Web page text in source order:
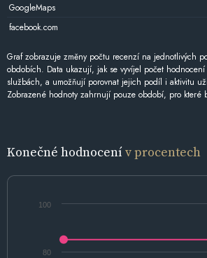
GoogleMaps
facebook.com
Graf zobrazuje změny počtu recenzí na jednotlivých
obdobích. Data ukazují, jak se vyvíjel počet
službách, a umožňují porovnat jejich podíl i aktivitu
Zobrazené hodnoty zahrnují pouze období, pro které
Konečné hodnocenív procentech
80
100